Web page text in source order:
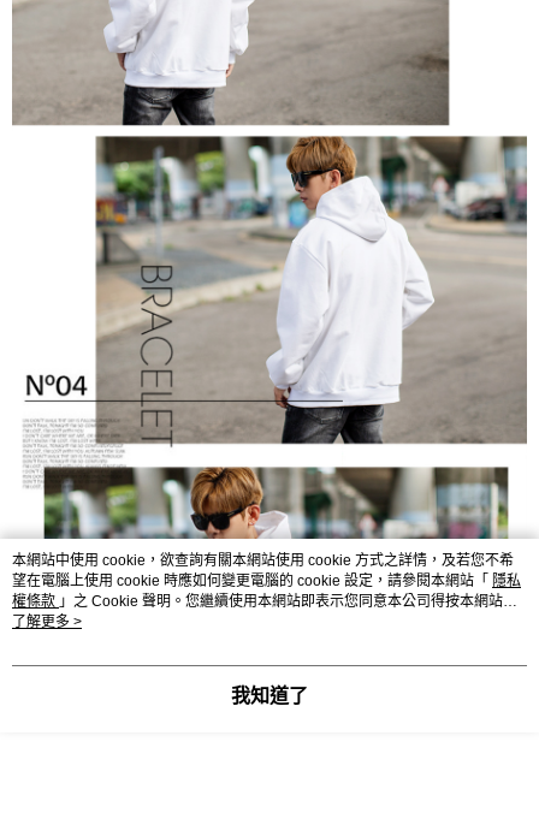
本網站中使用 cookie，欲查詢有關本網站使用 cookie 方式之詳情，及若您不希
望在電腦上使用 cookie 時應如何變更電腦的 cookie 設定，請參閱本網站「 隱私
權條款 」之 Cookie 聲明。您繼續使用本網站即表示您同意本公司得按本網站使
用條款之 Cookie 聲明使用 cookie。
了解更多 >
我知道了